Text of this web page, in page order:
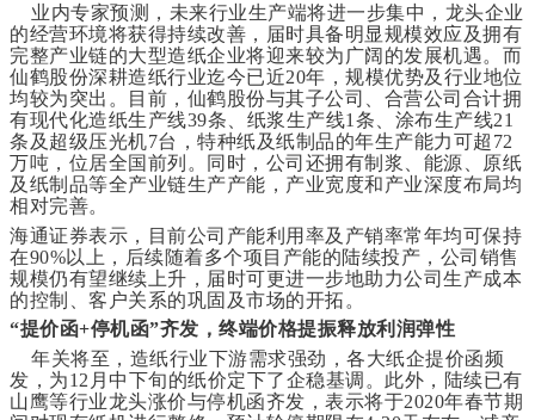
业内专家预测，未来行业生产端将进一步集中，龙头企业
的经营环境将获得持续改善，届时具备明显规模效应及拥有
完整产业链的大型造纸企业将迎来较为广阔的发展机遇。而
仙鹤股份深耕造纸行业迄今已近20年，规模优势及行业地位
均较为突出。目前，仙鹤股份与其子公司、合营公司合计拥
有现代化造纸生产线39条、纸浆生产线1条、涂布生产线21
条及超级压光机7台，特种纸及纸制品的年生产能力可超72
万吨，位居全国前列。同时，公司还拥有制浆、能源、原纸
及纸制品等全产业链生产产能，产业宽度和产业深度布局均
相对完善。
海通证券表示，目前公司产能利用率及产销率常年均可保持
在90%以上，后续随着多个项目产能的陆续投产，公司销售
规模仍有望继续上升，届时可更进一步地助力公司生产成本
的控制、客户关系的巩固及市场的开拓。
“提价函+停机函”齐发，终端价格提振释放利润弹性
年关将至，造纸行业下游需求强劲，各大纸企提价函频
发，为12月中下旬的纸价定下了企稳基调。此外，陆续已有
山鹰等行业龙头涨价与停机函齐发，表示将于2020年春节期